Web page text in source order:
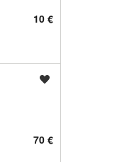
10 €
70 €